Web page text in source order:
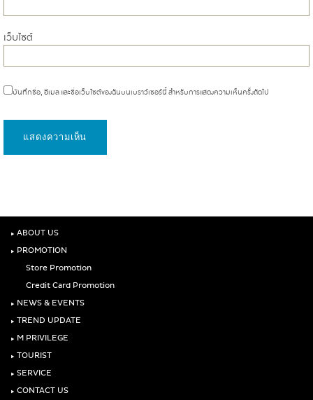
เว็บไซต์
บันทึกชื่อ, อีเมล และชื่อเว็บไซต์ของฉันบนเบราว์เซอร์นี้ สำหรับการแสดงความเห็นครั้งถัดไป
‣ ABOUT US
‣ PROMOTION
Store Promotion
Credit Card Promotion
‣ NEWS & EVENTS
‣ TREND UPDATE
‣ M PRIVILEGE
‣ TOURIST
‣ SERVICE
‣ CONTACT US